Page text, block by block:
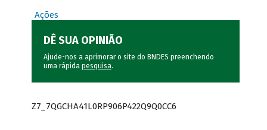
Ações
DÊ SUA OPINIÃO
Ajude-nos a aprimorar o site do BNDES preenchendo
uma rápida pesquisa.
Z7_7QGCHA41L0RP906P422Q9Q0CC6